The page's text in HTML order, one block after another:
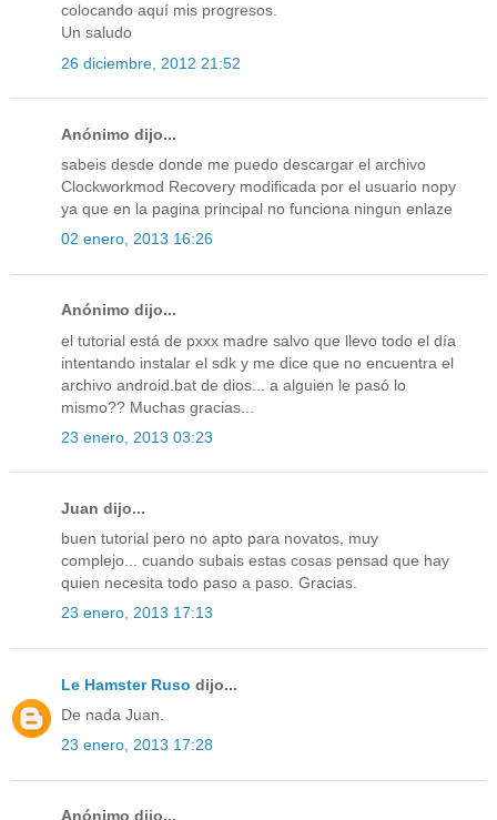
colocando aquí mis progresos.
Un saludo
26 diciembre, 2012 21:52
Anónimo dijo...
sabeis desde donde me puedo descargar el archivo
Clockworkmod Recovery modificada por el usuario nopy
ya que en la pagina principal no funciona ningun enlaze
02 enero, 2013 16:26
Anónimo dijo...
el tutorial está de pxxx madre salvo que llevo todo el día
intentando instalar el sdk y me dice que no encuentra el
archivo android.bat de dios... a alguien le pasó lo
mismo?? Muchas gracias...
23 enero, 2013 03:23
Juan dijo...
buen tutorial pero no apto para novatos, muy
complejo... cuando subais estas cosas pensad que hay
quien necesita todo paso a paso. Gracias.
23 enero, 2013 17:13
Le Hamster Ruso dijo...
De nada Juan.
23 enero, 2013 17:28
Anónimo dijo...